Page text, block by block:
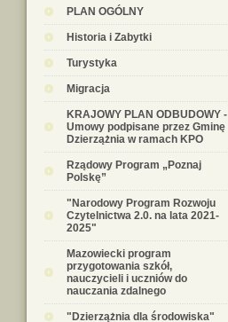
PLAN OGÓLNY
Historia i Zabytki
Turystyka
Migracja
KRAJOWY PLAN ODBUDOWY -
Umowy podpisane przez Gminę
Dzierzążnia w ramach KPO
Rządowy Program „Poznaj
Polskę”
"Narodowy Program Rozwoju
Czytelnictwa 2.0. na lata 2021-
2025"
Mazowiecki program
przygotowania szkół,
nauczycieli i uczniów do
nauczania zdalnego
"Dzierzążnia dla środowiska"